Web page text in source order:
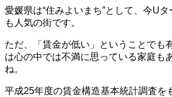
愛媛県は“住みよいまち”として、今U
も人気の街です。
ただ、「賃金が低い」ということでも
は心の中では不満に思っている家庭も
ね。
平成25年度の賃金構造基本統計調査を